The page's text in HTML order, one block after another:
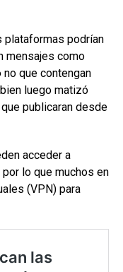
plataformas podrían
mensajes como
que contengan
luego matizó
publicaran desde
acceder a
lo que muchos en
(VPN) para